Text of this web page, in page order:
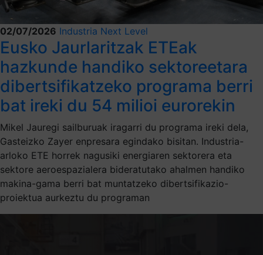
02/07/2026 Industria Next Level
Eusko Jaurlaritzak ETEak
hazkunde handiko sektoreetara
dibertsifikatzeko programa berri
bat ireki du 54 milioi eurorekin
Mikel Jauregi sailburuak iragarri du programa ireki dela,
Gasteizko Zayer enpresara egindako bisitan. Industria-
arloko ETE horrek nagusiki energiaren sektorera eta
sektore aeroespazialera bideratutako ahalmen handiko
makina-gama berri bat muntatzeko dibertsifikazio-
proiektua aurkeztu du programan